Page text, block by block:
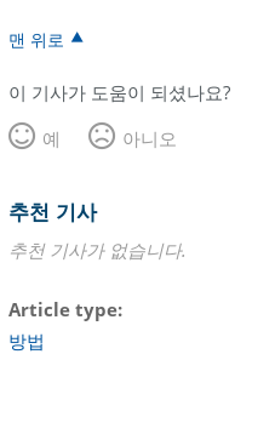
맨 위로
이 기사가 도움이 되셨나요?
예
아니오
추천 기사
추천 기사가 없습니다.
Article type
방법